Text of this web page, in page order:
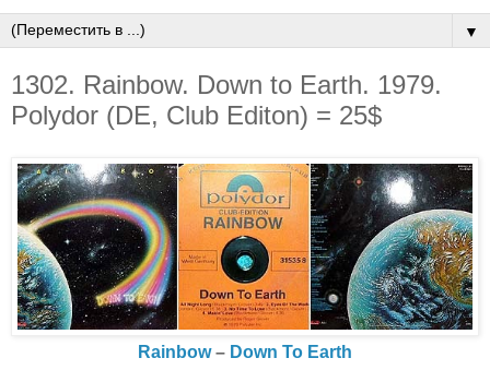
▼
1302. Rainbow. Down to Earth. 1979.
Polydor (DE, Club Editon) = 25$
Rainbow‎– Down To Earth